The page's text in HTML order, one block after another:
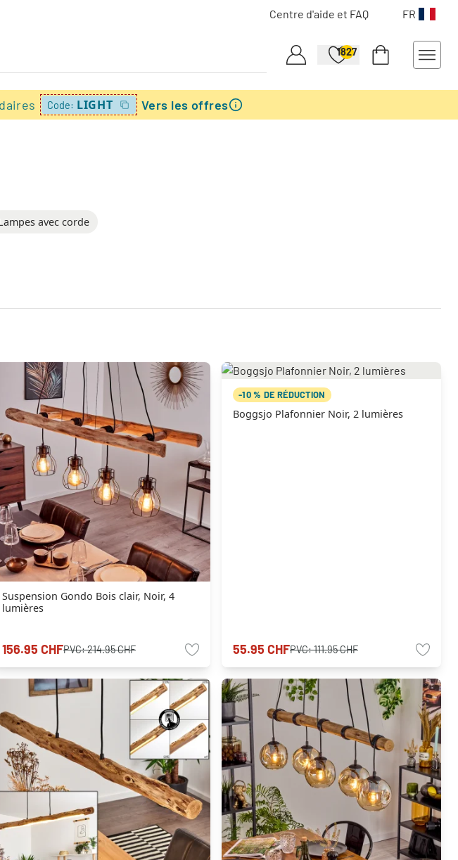
Centre d'aide et FAQ FR
1827
Code: LIGHT Vers les offres
avec corde
Suspension Gondo Bois clair, Noir, 4
lumières
156.95 CHFPVC:214.95 CHF
-10 % DE RÉDUCTION
Boggsjo Plafonnier Noir, 2 lumières
55.95 CHFPVC:111.95 CHF